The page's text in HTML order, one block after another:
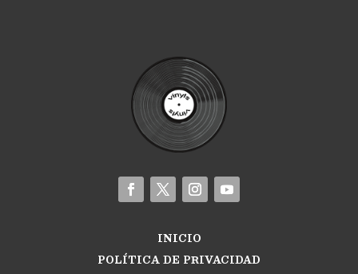
INICIO
POLÍTICA DE PRIVACIDAD